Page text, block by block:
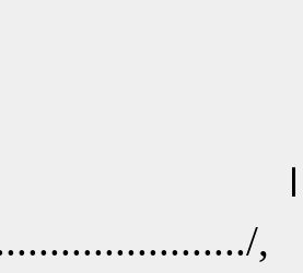
/ ...... ﾊ/